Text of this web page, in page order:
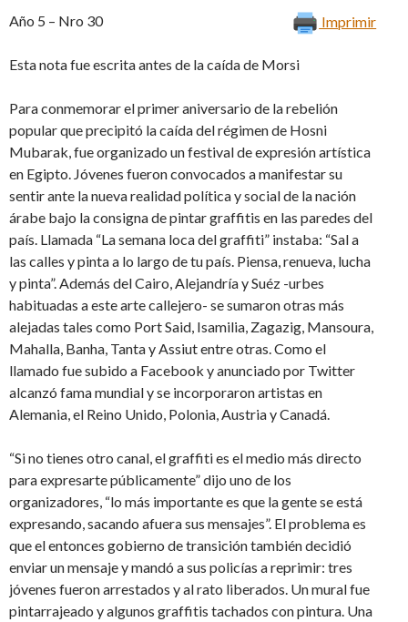
Imprimir
Año 5 – Nro 30
Esta nota fue escrita antes de la caída de Morsi
Para conmemorar el primer aniversario de la rebelión
popular que precipitó la caída del régimen de Hosni
Mubarak, fue organizado un festival de expresión artística
en Egipto. Jóvenes fueron convocados a manifestar su
sentir ante la nueva realidad política y social de la nación
árabe bajo la consigna de pintar graffitis en las paredes del
país. Llamada “La semana loca del graffiti” instaba: “Sal a
las calles y pinta a lo largo de tu país. Piensa, renueva, lucha
y pinta”. Además del Cairo, Alejandría y Suéz -urbes
habituadas a este arte callejero- se sumaron otras más
alejadas tales como Port Said, Isamilia, Zagazig, Mansoura,
Mahalla, Banha, Tanta y Assiut entre otras. Como el
llamado fue subido a Facebook y anunciado por Twitter
alcanzó fama mundial y se incorporaron artistas en
Alemania, el Reino Unido, Polonia, Austria y Canadá.
“Si no tienes otro canal, el graffiti es el medio más directo
para expresarte públicamente” dijo uno de los
organizadores, “lo más importante es que la gente se está
expresando, sacando afuera sus mensajes”. El problema es
que el entonces gobierno de transición también decidió
enviar un mensaje y mandó a sus policías a reprimir: tres
jóvenes fueron arrestados y al rato liberados. Un mural fue
pintarrajeado y algunos graffitis tachados con pintura. Una